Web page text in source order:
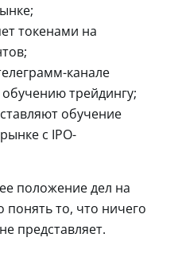
токенами на
канале
трейдингу;
обучение
с IPO-
положение дел на
понять то, что ничего
представляет.